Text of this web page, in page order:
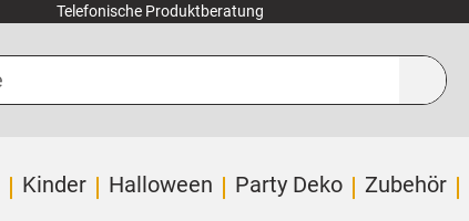
Telefonische Produktberatung
Kinder Halloween Party Deko Zubehör